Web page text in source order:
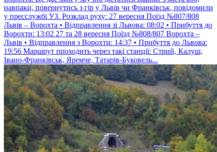
навпаки, повернутись з гір у Львів чи Франківськ, повідомили
у пресслужбі УЗ. Розклад руху: 27 вересня Поїзд №807/808
Львів – Ворохта • Відправлення зі Львова: 08:02 • Прибуття до
Ворохти: 13:02 27 та 28 вересня Поїзд №808/807 Ворохта –
Львів • Відправлення з Ворохти: 14:37 • Прибуття до Львова:
19:56 Маршрут проходить через такі станції: Стрий, Калуш,
Івано-Франківськ, Яремче, Татарів-Буковель...